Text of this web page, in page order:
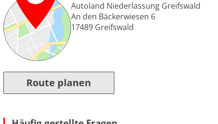
Autoland Niederlassung Greifswald
An den Bäckerwiesen 6
17489 Greifswald
Route planen